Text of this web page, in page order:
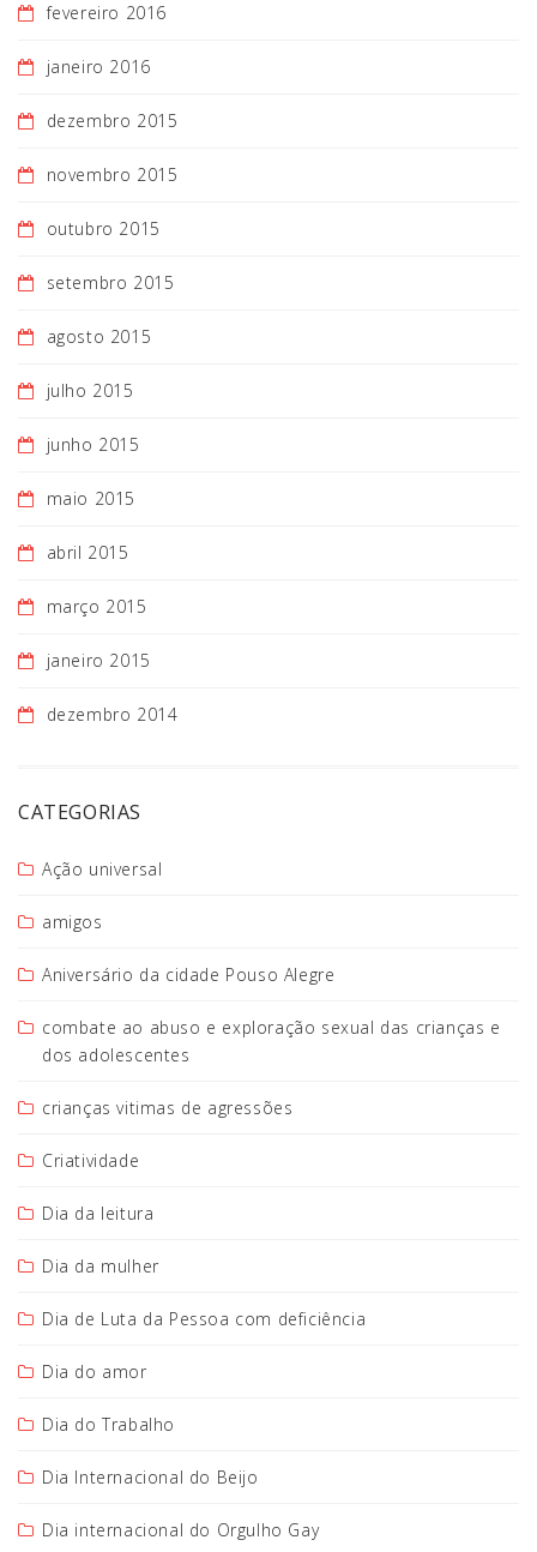
fevereiro 2016
janeiro 2016
dezembro 2015
novembro 2015
outubro 2015
setembro 2015
agosto 2015
julho 2015
junho 2015
maio 2015
abril 2015
março 2015
janeiro 2015
dezembro 2014
CATEGORIAS
Ação universal
amigos
Aniversário da cidade Pouso Alegre
combate ao abuso e exploração sexual das crianças e
dos adolescentes
crianças vitimas de agressões
Criatividade
Dia da leitura
Dia da mulher
Dia de Luta da Pessoa com deficiência
Dia do amor
Dia do Trabalho
Dia Internacional do Beijo
Dia internacional do Orgulho Gay